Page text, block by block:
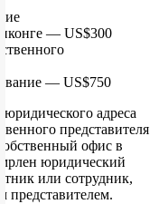
— US$300
— US$750
адреса
представителя
офис в
юридический
или сотрудник,
представителем.